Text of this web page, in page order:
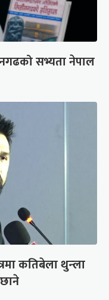
सभ्यता नेपाल
कतिबेला थुन्ला